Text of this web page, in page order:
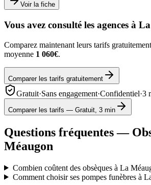
Voir la fiche
Vous avez consulté les agences à
Comparez maintenant leurs tarifs
moyenne 1 060€.
Comparer les tarifs gratuitement
Gratuit·Sans engagement·Confidentiel·3
Comparer les tarifs — Gratuit, 3 min
Questions fréquentes —
Méaugon
Combien coûtent des obsèques à La
Comment choisir ses pompes funèbres à